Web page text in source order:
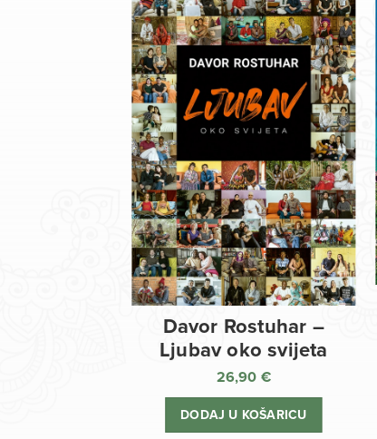
Davor Rostuhar –
Ljubav oko svijeta
26,90 €
DODAJ U KOŠARICU